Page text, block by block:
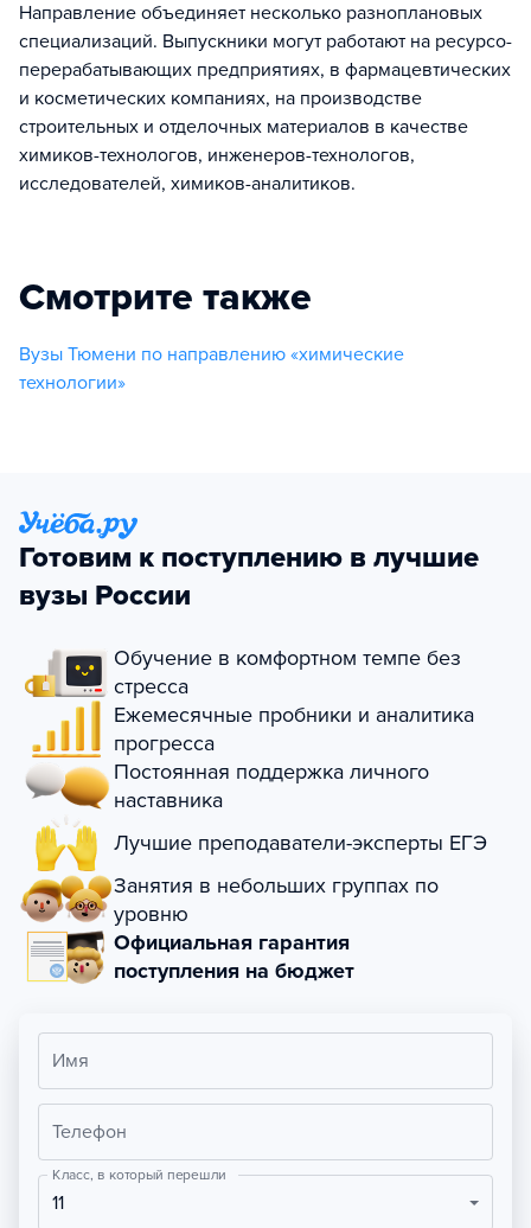
Направление объединяет несколько разноплановых
специализаций. Выпускники могут работают на ресурсо-
перерабатывающих предприятиях, в фармацевтических
и косметических компаниях, на производстве
строительных и отделочных материалов в качестве
химиков-технологов, инженеров-технологов,
исследователей, химиков-аналитиков.
Смотрите также
Вузы Тюмени по направлению «химические
технологии»
Готовим к поступлению в лучшие
вузы России
Обучение в комфортном темпе без
стресса
Ежемесячные пробники и аналитика
прогресса
Постоянная поддержка личного
наставника
Лучшие преподаватели-эксперты ЕГЭ
Занятия в небольших группах по
уровню
Официальная гарантия
поступления на бюджет
Имя
Телефон
Класс, в который перешли
11